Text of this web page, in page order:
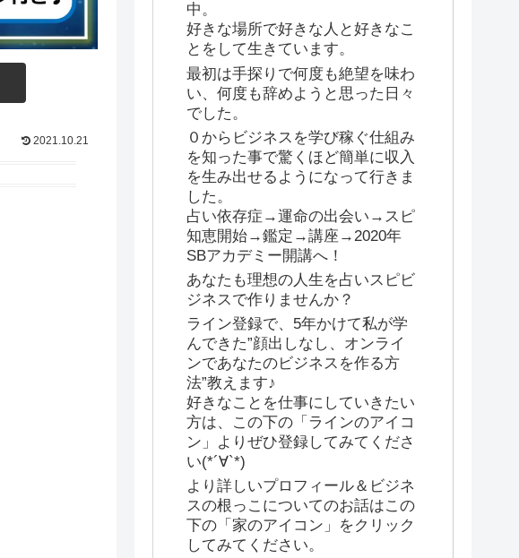
2021.10.21
中。
好きな場所で好きな人と好きなこ
とをして生きています。
最初は手探りで何度も絶望を味わ
い、何度も辞めようと思った日々
でした。
０からビジネスを学び稼ぐ仕組み
を知った事で驚くほど簡単に収入
を生み出せるようになって行きま
した。
占い依存症→運命の出会い→スピ
知恵開始→鑑定→講座→2020年
SBアカデミー開講へ！
あなたも理想の人生を占いスピビ
ジネスで作りませんか？
ライン登録で、5年かけて私が学
んできた”顔出しなし、オンライ
ンであなたのビジネスを作る方
法”教えます♪
好きなことを仕事にしていきたい
方は、この下の「ラインのアイコ
ン」よりぜひ登録してみてくださ
い(*´∀`*)
より詳しいプロフィール＆ビジネ
スの根っこについてのお話はこの
下の「家のアイコン」をクリック
してみてください。